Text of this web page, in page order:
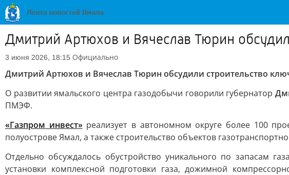
Дмитрий Артюхов и Вячеслав Тюрин
3 июня 2026, 18:15 Официально
Дмитрий Артюхов и Вячеслав Тюрин обсудили строительство
О развитии ямальского центра газодобычи говорили губернатор
ПМЭФ.
«Газпром инвест»реализует в автономном округе более 100
полуострове Ямал, а также строительство объектов
Отдельно обсуждалось обустройство уникального по запасам
установки комплексной подготовки газа, дожимной